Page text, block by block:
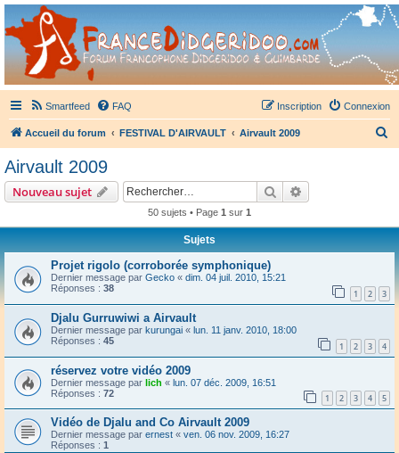
France Didgeridoo
Didgeridoo et Guimbarde sur France Didgeridoo - retrouvez la communauté.
Smartfeed FAQ Connexion
Inscription
Accueil du forum FESTIVAL D'AIRVAULT Airvault 2009
e
Airvault 2009
Nouveau sujet Rechercher
50 sujets • Page 1 sur 1
Sujets
Projet rigolo (corroborée symphonique)
Dernier message par Gecko « dim. 04 juil. 2010, 15:21
Réponses : 38 1 2 3
Djalu Gurruwiwi a Airvault
Dernier message par kurungai « lun. 11 janv. 2010, 18:00
Réponses : 45 1 2 3 4
réservez votre vidéo 2009
Dernier message par lich « lun. 07 déc. 2009, 16:51
Réponses : 72 1 2 3 4 5
Vidéo de Djalu and Co Airvault 2009
Dernier message par ernest « ven. 06 nov. 2009, 16:27
Réponses : 1